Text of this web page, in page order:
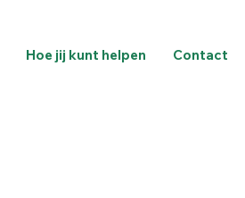
Hoe jij kunt helpen Contact